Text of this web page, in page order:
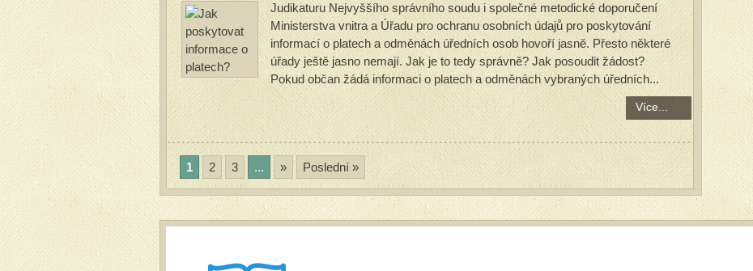
Judikaturu Nejvyššího správního soudu i společné metodické doporučení
Ministerstva vnitra a Úřadu pro ochranu osobních údajů pro poskytování
informací o platech a odměnách úředních osob hovoří jasně. Přesto některé
úřady ještě jasno nemají. Jak je to tedy správně? Jak posoudit žádost?
Pokud občan žádá informaci o platech a odměnách vybraných úředních...
Více...
1 2 3 ... » Poslední »